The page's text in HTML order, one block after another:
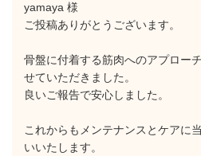
yamaya 様
ご投稿ありがとうございます。
骨盤に付着する筋肉へのアプロー
せていただきました。
良いご報告で安心しました。
これからもメンテナンスとケアに
いいたします。